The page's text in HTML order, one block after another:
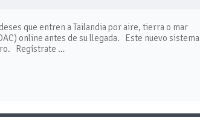
que entren a Tailandia por aire, tierra o mar
online antes de su llegada. Este nuevo sistema
Regístrate …